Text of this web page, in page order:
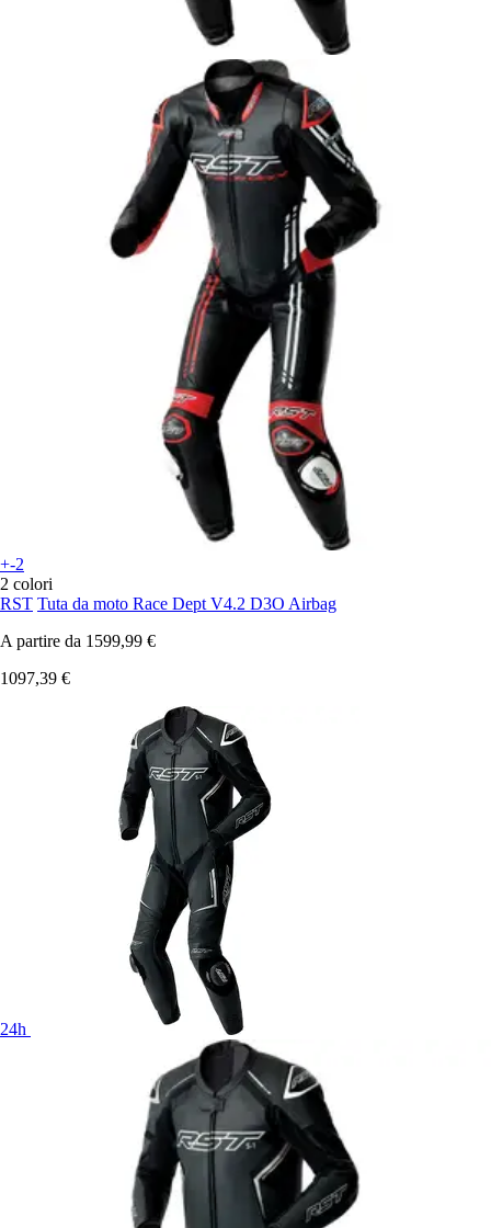
+-2
2 colori
RST Tuta da moto Race Dept V4.2 D3O Airbag
A partire da 1599,99 €
1097,39 €
24h